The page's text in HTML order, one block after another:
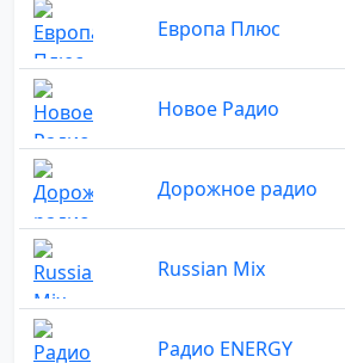
Европа Плюс
Новое Радио
Дорожное радио
Russian Mix
Радио ENERGY